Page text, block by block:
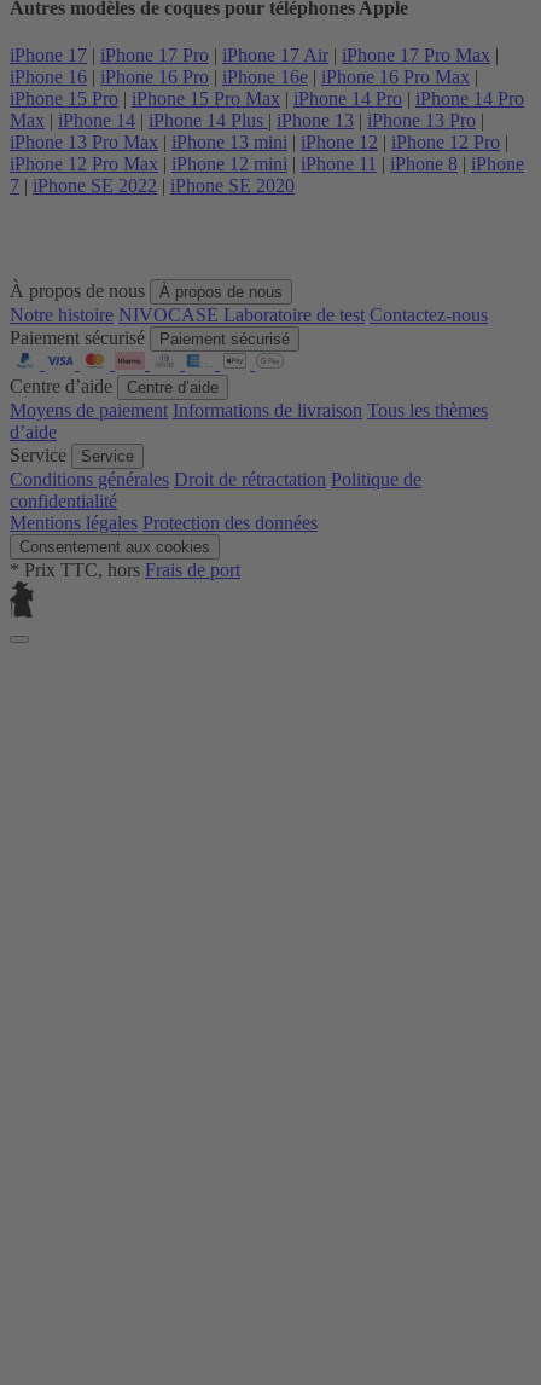
Autres modèles de coques pour téléphones Apple
iPhone 17 | iPhone 17 Pro | iPhone 17 Air | iPhone 17 Pro Max |
iPhone 16 | iPhone 16 Pro | iPhone 16e | iPhone 16 Pro Max |
iPhone 15 Pro | iPhone 15 Pro Max | iPhone 14 Pro | iPhone 14 Pro
Max | iPhone 14 | iPhone 14 Plus | iPhone 13 | iPhone 13 Pro |
iPhone 13 Pro Max | iPhone 13 mini | iPhone 12 | iPhone 12 Pro |
iPhone 12 Pro Max | iPhone 12 mini | iPhone 11 | iPhone 8 | iPhone
7 | iPhone SE 2022 | iPhone SE 2020
À propos de nous À propos de nous
Notre histoire NIVOCASE Laboratoire de test Contactez-nous
Paiement sécurisé
Paiement sécurisé
Centre d’aide Centre d’aide
Moyens de paiement Informations de livraison Tous les thèmes
d’aide
Service
Service
Conditions générales Droit de rétractation Politique de
confidentialité
Mentions légales Protection des données
Consentement aux cookies
* Prix TTC, hors Frais de port